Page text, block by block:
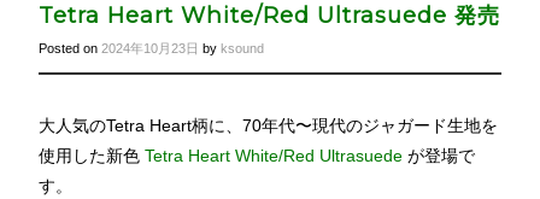
Tetra Heart White/Red Ultrasuede 発売
Posted on2024年10月23日 by ksound
大人気のTetra Heart柄に、70年代〜現代のジャガード生地を
使用した新色Tetra Heart White/Red Ultrasuede が登場で
す。